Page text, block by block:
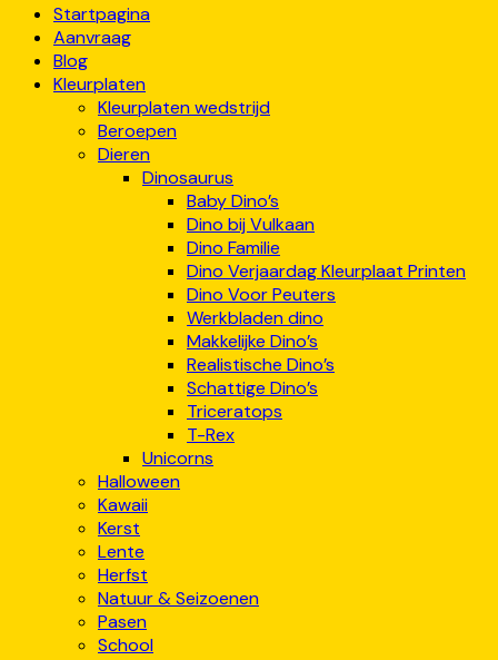
Startpagina
Aanvraag
Blog
Kleurplaten
Kleurplaten wedstrijd
Beroepen
Dieren
Dinosaurus
Baby Dino’s
Dino bij Vulkaan
Dino Familie
Dino Verjaardag Kleurplaat Printen
Dino Voor Peuters
Werkbladen dino
Makkelijke Dino’s
Realistische Dino’s
Schattige Dino’s
Triceratops
T-Rex
Unicorns
Halloween
Kawaii
Kerst
Lente
Herfst
Natuur & Seizoenen
Pasen
School